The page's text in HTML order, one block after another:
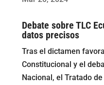
Debate sobre TLC
datos precisos
Tras el dictamen
Constitucional y el
Nacional, el Tratado